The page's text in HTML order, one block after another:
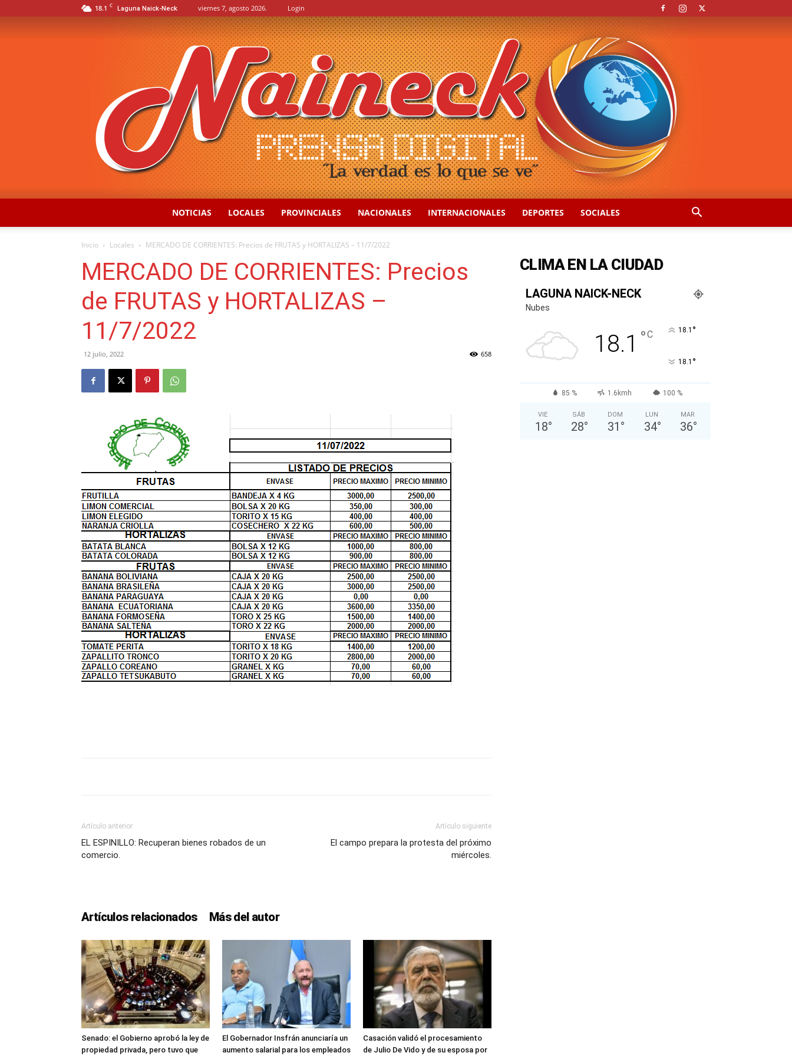
18.1 C Laguna Naick-Neck viernes 7, agosto 2026. Login
DIGITAL
::
La
lo
se
NOTICIAS LOCALES PROVINCIALES NACIONALES INTERNACIONALES DEPORTES SOCIALES
Inicio Locales MERCADO DE CORRIENTES: Precios de FRUTAS y HORTALIZAS – 11/7/2022
MERCADO DE CORRIENTES: Precios
de FRUTAS y HORTALIZAS –
11/7/2022
12 julio, 2022 658
Artículo anterior
EL ESPINILLO: Recuperan bienes robados de un
comercio.
Artículo siguiente
El campo prepara la protesta del próximo
miércoles.
Artículos relacionados Más del autor
Senado: el Gobierno aprobó la ley de
propiedad privada, pero tuvo que
El Gobernador Insfrán anunciaría un
aumento salarial para los empleados
Casación validó el procesamiento
de Julio De Vido y de su esposa por
CLIMA EN LA CIUDAD
LAGUNA NAICK-NECK
Nubes
18.1 °C 18.1 °
18.1 °
85 % 1.6kmh 100 %
VIE
18°
SÁB
28°
DOM
31 °
LUN
34°
MAR
36°